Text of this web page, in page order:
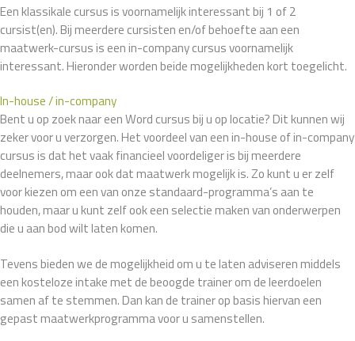
Een klassikale cursus is voornamelijk interessant bij 1 of 2
cursist(en). Bij meerdere cursisten en/of behoefte aan een
maatwerk-cursus is een in-company cursus voornamelijk
interessant. Hieronder worden beide mogelijkheden kort toegelicht.
In-house / in-company
Bent u op zoek naar een Word cursus bij u op locatie? Dit kunnen wij
zeker voor u verzorgen. Het voordeel van een in-house of in-company
cursus is dat het vaak financieel voordeliger is bij meerdere
deelnemers, maar ook dat maatwerk mogelijk is. Zo kunt u er zelf
voor kiezen om een van onze standaard-programma’s aan te
houden, maar u kunt zelf ook een selectie maken van onderwerpen
die u aan bod wilt laten komen.
Tevens bieden we de mogelijkheid om u te laten adviseren middels
een kosteloze intake met de beoogde trainer om de leerdoelen
samen af te stemmen. Dan kan de trainer op basis hiervan een
gepast maatwerkprogramma voor u samenstellen.